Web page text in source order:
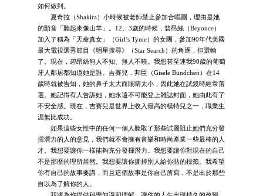
如何做到。
夏奇拉（Shakira）小時候被老師禁止參加合唱團，理由是她
的顫音「聽起來像山羊」。12、3歲的時候，碧昂絲（Beyonce）
加入了稱為「天命真女」（Girl’s Tyme）的女團，參加90年代美國
最大電視選秀節目《明星搜尋》（Star Search）的角逐，但選輸
了。現在，碧昂絲無人不知、無人不曉。我想甚至連我90歲的葡萄
牙人鄰居都知道她是誰。吉賽兒．邦臣（Gisele Bündchen）在14
歲時就被告知，她的鼻子太大而眼睛太小，因此她在試鏡時經常落
選。她記得有人告訴她，她永遠不可能登上雜誌封面，她由此有了
不安全感。現在，吉賽兒是世界上收入最高的模特兒之一，職業生
涯無比成功。
如果這些女性中的任何一個人聽取了那些試圖阻止她們充分發
揮潛力的人的意見，我們就不會擁有音樂和時尚產業一些最棒的人
才。我想要讓你一樣能夠充分發揮潛力。我想要讓你對現在的自己
不是那麼的理所當然。我想要讓你撕掉別人給你貼的標籤。我希望
你有自己的故事要講，而且這個故事是你自己所寫，不是出於那些
自以為了解你的人。